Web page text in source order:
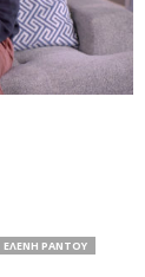
ΕΛΈΝΗ ΡΆΝΤΟΥ